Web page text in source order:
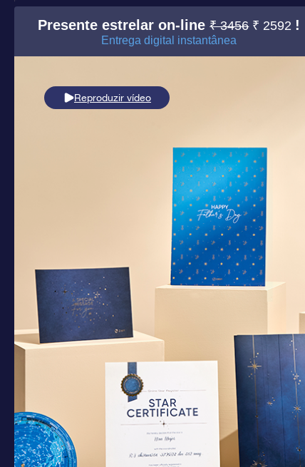
Presente estrelar on-line₹ 3456 ₹ 2592 !
Entrega digital instantânea
Reproduzir vídeo